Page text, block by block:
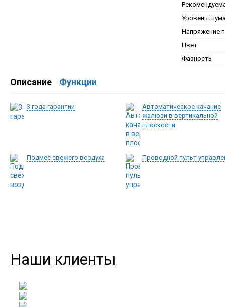
Уровень
Напряжение
Цвет
Фазность
Описание Функции
3 года гарантии
Автоматическое качание
жалюзи в вертикальной
плоскости
Подмес свежего воздуха Проводной пульт
Наши клиенты